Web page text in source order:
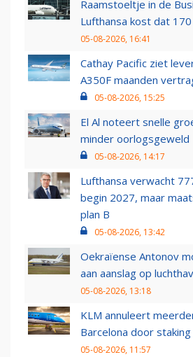
Raamstoeltje in de
Lufthansa kost dat
05-08-2026, 16:41
Cathay Pacific ziet
A350F maanden
05-08-2026, 15:25
El Al noteert snelle
minder oorlogsgeweld
05-08-2026, 14:17
Lufthansa verwacht
begin 2027, maar
plan B
05-08-2026, 13:42
Oekraïense Antonov
aan aanslag op
05-08-2026, 13:18
KLM annuleert
Barcelona door staking
05-08-2026, 11:57